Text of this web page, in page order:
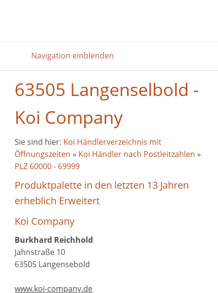
Navigation einblenden
63505 Langenselbold -
Koi Company
Sie sind hier: Koi Händlerverzeichnis mit
Öffnungszeiten » Koi Händler nach Postleitzahlen »
PLZ 60000 - 69999
Produktpalette in den letzten 13 Jahren
erheblich Erweitert
Koi Company
Burkhard Reichhold
Jahnstraße 10
63505 Langensebold
www.koi-company.de